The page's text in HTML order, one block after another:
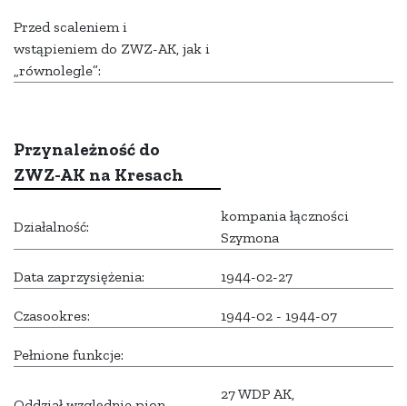
Przed scaleniem i
wstąpieniem do ZWZ-AK, jak i
„równolegle”:
Przynależność do
ZWZ-AK na Kresach
Działalność:
kompania łączności
Szymona
Data zaprzysiężenia: 1944-02-27
Czasookres: 1944-02 - 1944-07
Pełnione funkcje:
27 WDP AK,